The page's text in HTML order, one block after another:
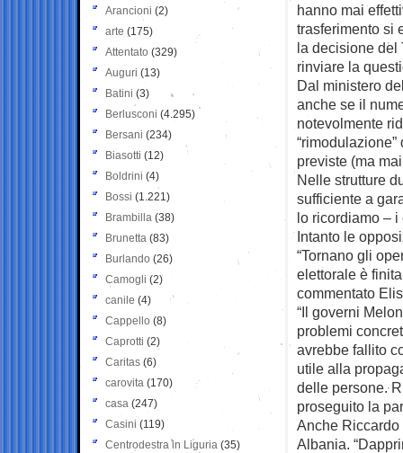
hanno mai
trasferimento si
la decisione del
rinviare la
Dal ministero
anche se il
notevolmente
previste (ma
Nelle strutture
sufficiente a
lo ricordiamo –
Intanto le
“Tornano gli
elettorale è
commentato
“Il governi
problemi
avrebbe fallito
utile alla
delle persone.
proseguito la
Anche Riccardo
Albania.
Arancioni (2)
arte (175)
Attentato (329)
Auguri (13)
Batini (3)
Berlusconi (4.295)
Bersani (234)
Biasotti (12)
Boldrini (4)
Bossi (1.221)
Brambilla (38)
Brunetta (83)
Burlando (26)
Camogli (2)
canile (4)
Cappello (8)
Caprotti (2)
Caritas (6)
carovita (170)
casa (247)
Casini (119)
Centrodestra in Liguria (35)